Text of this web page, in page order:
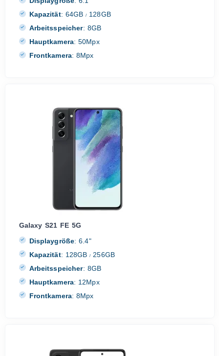
Kapazität: 64GB/ 128GB
Arbeitsspeicher: 8GB
Hauptkamera: 50Mpx
Frontkamera: 8Mpx
Galaxy S21 FE 5G
Displaygröße: 6.4"
Kapazität: 128GB/ 256GB
Arbeitsspeicher: 8GB
Hauptkamera: 12Mpx
Frontkamera: 8Mpx